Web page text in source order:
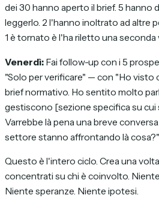
dei 30 hanno aperto il brief. 5 hanno
leggerlo. 2 l'hanno inoltrato ad altre
1 è tornato è l'ha riletto una seconda
Venerdì: Fai follow-up con i 5
"Solo per verificare" — con "Ho visto
brief normativo. Ho sentito molto
gestiscono [sezione specifica su cui
Varrebbe là pena una breve
settore stanno affrontando là cosa?"
Questo è l'intero ciclo. Crea una
concentrati su chi è coinvolto.
Niente speranze. Niente ipotesi.